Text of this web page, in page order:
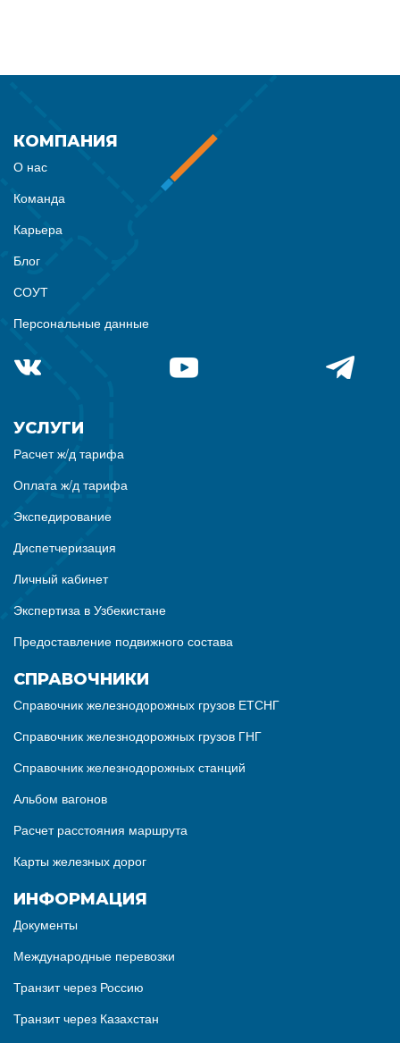
КОМПАНИЯ
О нас
Команда
Карьера
Блог
СОУТ
Персональные данные
УСЛУГИ
Расчет ж/д тарифа
Оплата ж/д тарифа
Экспедирование
Диспетчеризация
Личный кабинет
Экспертиза в Узбекистане
Предоставление подвижного состава
СПРАВОЧНИКИ
Справочник железнодорожных грузов ЕТСНГ
Справочник железнодорожных грузов ГНГ
Справочник железнодорожных станций
Альбом вагонов
Расчет расстояния маршрута
Карты железных дорог
ИНФОРМАЦИЯ
Документы
Международные перевозки
Транзит через Россию
Транзит через Казахстан